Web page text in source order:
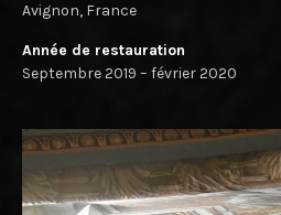
Avignon, France
Année de restauration
Septembre 2019 – février 2020